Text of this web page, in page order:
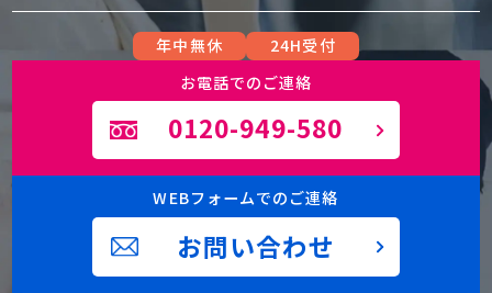
年中無休
24H受付
お電話でのご連絡
0120-949-580
WEBフォームでのご連絡
お問い合わせ